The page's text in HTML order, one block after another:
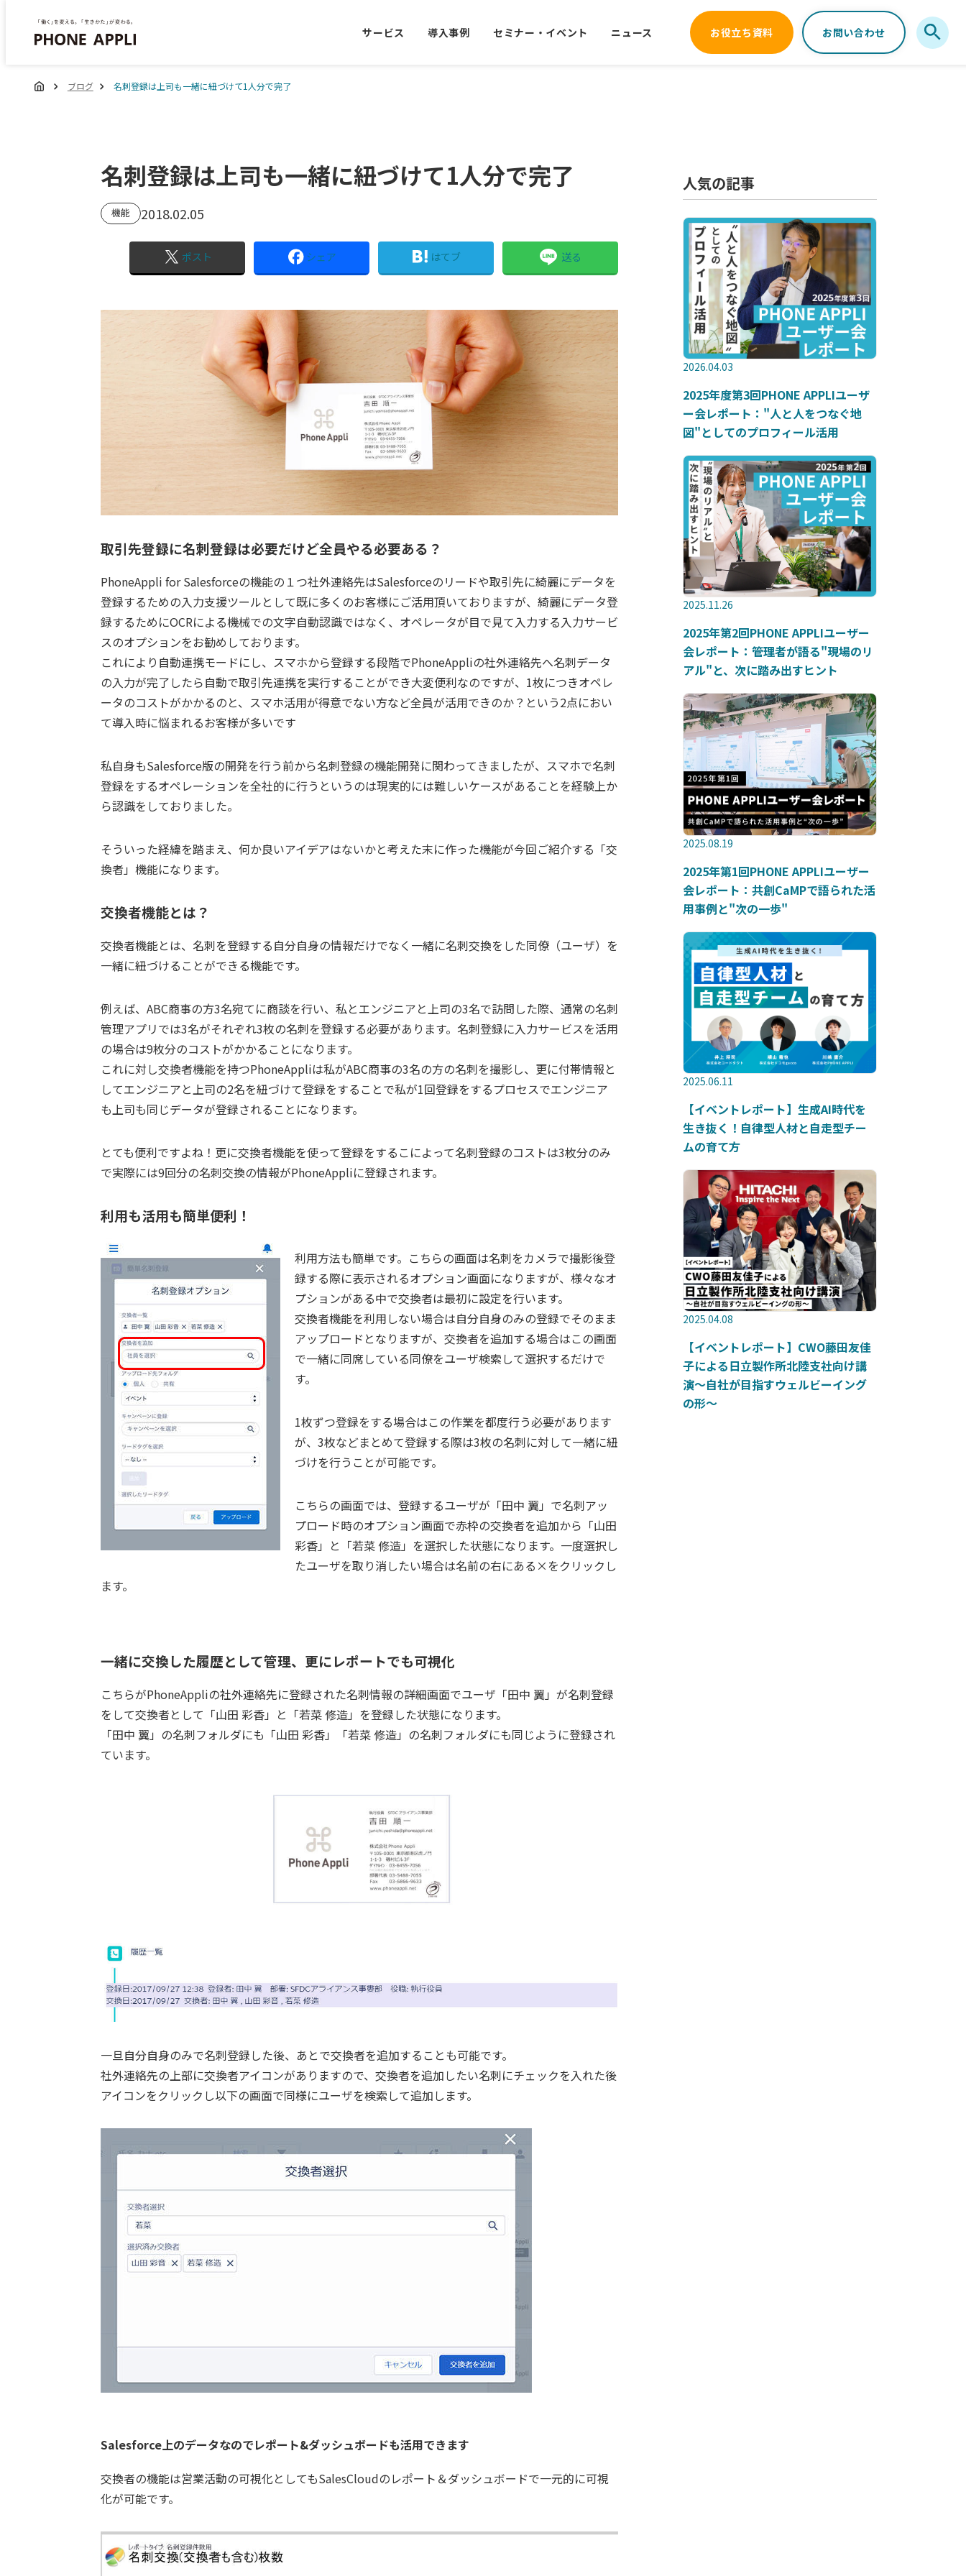
サービス 導入事例 セミナー・イベント ニュース お役立ち資料 お問い合わせ
ブログ 名刺登録は上司も一緒に紐づけて1人分で完了
名刺登録は上司も一緒に紐づけて1人分で完了
機能 2018.02.05
ポスト シェア はてブ 送る
取引先登録に名刺登録は必要だけど全員やる必要ある？
PhoneAppli for Salesforceの機能の１つ社外連絡先はSalesforceのリードや取引先に綺麗にデータを
登録するための入力支援ツールとして既に多くのお客様にご活用頂いておりますが、綺麗にデータ登
録するためにOCRによる機械での文字自動認識ではなく、オペレータが目で見て入力する入力サービ
スのオプションをお勧めしております。
これにより自動連携モードにし、スマホから登録する段階でPhoneAppliの社外連絡先へ名刺データ
の入力が完了したら自動で取引先連携を実行することができ大変便利なのですが、1枚につきオペレ
ータのコストがかかるのと、スマホ活用が得意でない方など全員が活用できのか？という2点におい
て導入時に悩まれるお客様が多いです
私自身もSalesforce版の開発を行う前から名刺登録の機能開発に関わってきましたが、スマホで名刺
登録をするオペレーションを全社的に行うというのは現実的には難しいケースがあることを経験上か
ら認識をしておりました。
そういった経緯を踏まえ、何か良いアイデアはないかと考えた末に作った機能が今回ご紹介する「交
換者」機能になります。
交換者機能とは？
交換者機能とは、名刺を登録する自分自身の情報だけでなく一緒に名刺交換をした同僚（ユーザ）を
一緒に紐づけることができる機能です。
例えば、ABC商事の方3名宛てに商談を行い、私とエンジニアと上司の3名で訪問した際、通常の名刺
管理アプリでは3名がそれぞれ3枚の名刺を登録する必要があります。名刺登録に入力サービスを活用
の場合は9枚分のコストがかかることになります。
これに対し交換者機能を持つPhoneAppliは私がABC商事の3名の方の名刺を撮影し、更に付帯情報と
してエンジニアと上司の2名を紐づけて登録をすることで私が1回登録をするプロセスでエンジニア
も上司も同じデータが登録されることになります。
とても便利ですよね！更に交換者機能を使って登録をするこによって名刺登録のコストは3枚分のみ
で実際には9回分の名刺交換の情報がPhoneAppliに登録されます。
利用も活用も簡単便利！
利用方法も簡単です。こちらの画面は名刺をカメラで撮影後登
録する際に表示されるオプション画面になりますが、様々なオ
プションがある中で交換者は最初に設定を行います。
交換者機能を利用しない場合は自分自身のみの登録でそのまま
アップロードとなりますが、交換者を追加する場合はこの画面
で一緒に同席している同僚をユーザ検索して選択するだけで
す。
1枚ずつ登録をする場合はこの作業を都度行う必要があります
が、3枚などまとめて登録する際は3枚の名刺に対して一緒に紐
づけを行うことが可能です。
こちらの画面では、登録するユーザが「田中 翼」で名刺アッ
プロード時のオプション画面で赤枠の交換者を追加から「山田
彩香」と「若菜 修造」を選択した状態になります。一度選択し
たユーザを取り消したい場合は名前の右にある×をクリックし
ます。
一緒に交換した履歴として管理、更にレポートでも可視化
こちらがPhoneAppliの社外連絡先に登録された名刺情報の詳細画面でユーザ「田中 翼」が名刺登録
をして交換者として「山田 彩香」と「若菜 修造」を登録した状態になります。
「田中 翼」の名刺フォルダにも「山田 彩香」「若菜 修造」の名刺フォルダにも同じように登録され
ています。
一旦自分自身のみで名刺登録した後、あとで交換者を追加することも可能です。
社外連絡先の上部に交換者アイコンがありますので、交換者を追加したい名刺にチェックを入れた後
アイコンをクリックし以下の画面で同様にユーザを検索して追加します。
Salesforce上のデータなのでレポート&ダッシュボードも活用できます
交換者の機能は営業活動の可視化としてもSalesCloudのレポート＆ダッシュボードで一元的に可視
化が可能です。
人気の記事
2026.04.03
2025年度第3回PHONE APPLIユーザ
ー会レポート："人と人をつなぐ地
図"としてのプロフィール活用
2025.11.26
2025年第2回PHONE APPLIユーザー
会レポート：管理者が語る"現場のリ
アル"と、次に踏み出すヒント
2025.08.19
2025年第1回PHONE APPLIユーザー
会レポート：共創CaMPで語られた活
用事例と"次の一歩"
2025.06.11
【イベントレポート】生成AI時代を
生き抜く！自律型人材と自走型チー
ムの育て方
2025.04.08
【イベントレポート】CWO藤田友佳
子による日立製作所北陸支社向け講
演～自社が目指すウェルビーイング
の形～